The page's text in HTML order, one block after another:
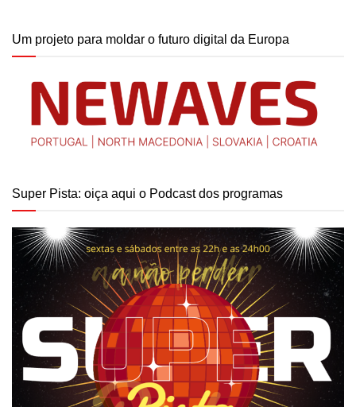
Um projeto para moldar o futuro digital da Europa
Super Pista: oiça aqui o Podcast dos programas